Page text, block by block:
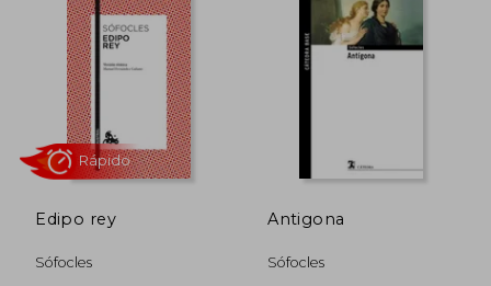
Edipo rey
Sófocles
Antigona
Sófocles